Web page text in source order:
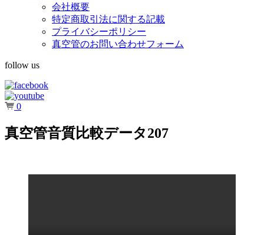
会社概要
特定商取引法に関する記載
プライバシーポリシー
真空管のお問い合わせフォーム
follow us
0
真空管音質比較データ207